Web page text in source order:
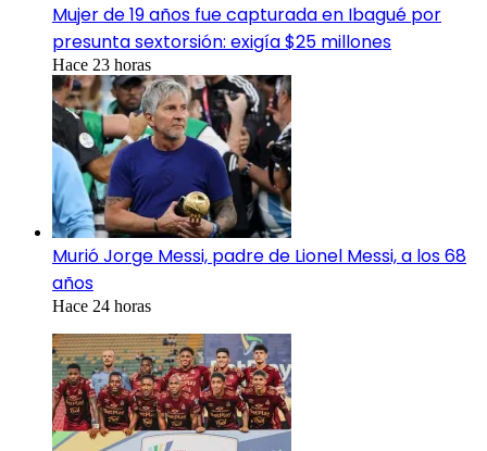
Mujer de 19 años fue capturada en Ibagué por
presunta sextorsión: exigía $25 millones
Hace 23 horas
Murió Jorge Messi, padre de Lionel Messi, a los 68
años
Hace 24 horas